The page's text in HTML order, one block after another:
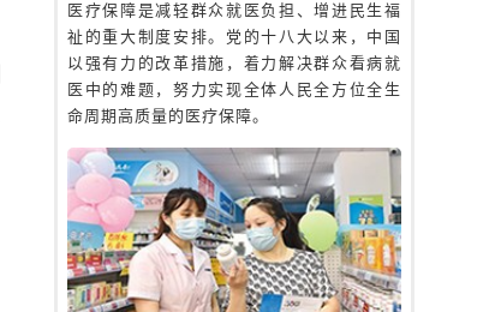
医疗保障是减轻群众就医负担、增进民生福
祉的重大制度安排。党的十八大以来，中国
以强有力的改革措施，着力解决群众看病就
医中的难题，努力实现全体人民全方位全生
命周期高质量的医疗保障。